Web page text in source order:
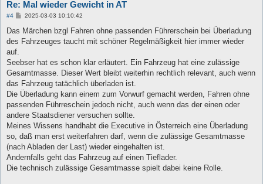
Re: Mal wieder Gewicht in AT
#4
B
i
r
2025-03-03 10:10:42
Das Märchen bzgl Fahren ohne passenden Führerschein bei Überladung
des Fahrzeuges taucht mit schöner Regelmäßigkeit hier immer wieder
auf.
Seebser hat es schon klar erläutert. Ein Fahrzeug hat eine zulässige
Gesamtmasse. Dieser Wert bleibt weiterhin rechtlich relevant, auch wenn
das Fahrzeug tatächlich überladen ist.
Die Überladung kann einem zum Vorwurf gemacht werden, Fahren ohne
passenden Führreschein jedoch nicht, auch wenn das der einen oder
andere Staatsdiener versuchen sollte.
Meines Wissens handhabt die Executive in Österreich eine Überladung
so, daß man erst weiterfahren darf, wenn die zulässige Gesamtmasse
(nach Abladen der Last) wieder eingehalten ist.
Andernfalls geht das Fahrzeug auf einen Tieflader.
Die technisch zulässige Gesamtmasse spielt dabei keine Rolle.